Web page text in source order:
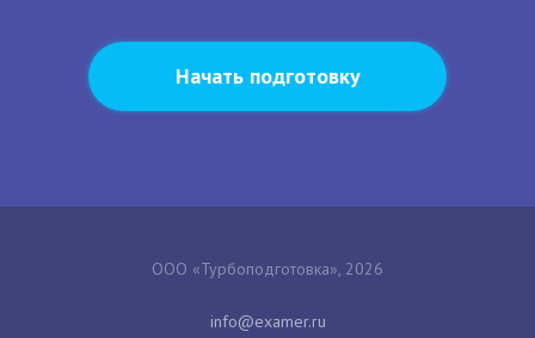
Начать подготовку
ООО «Турбоподготовка», 2026